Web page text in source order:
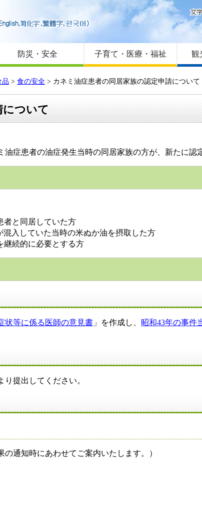
はじめての方へ
Foreign language
サイトマップ
防災・安全 子育て・医療・福祉 観
品 > 食の安全 > カネミ油症患者の同居家族の認定申請について
について
症患者の油症発生当時の同居家族の方が、新たに認
者と同居していた方
入していた当時の米ぬか油を摂取した方
継続的に必要とする方
状等に係る医師の意見書 」を作成し、 昭和43年の事件
提出してください。
通知時にあわせてご案内いたします。）